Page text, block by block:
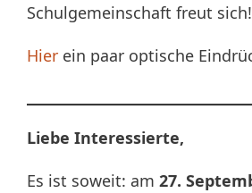
Schulgemeinschaft freut sich!
Hier ein paar optische
Liebe Interessierte,
Es ist soweit: am 27.